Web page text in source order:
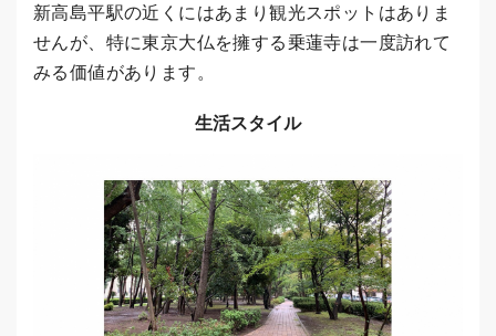
新高島平駅の近くにはあまり観光スポットはありま
せんが、特に東京大仏を擁する乗蓮寺は一度訪れて
みる価値があります。
生活スタイル